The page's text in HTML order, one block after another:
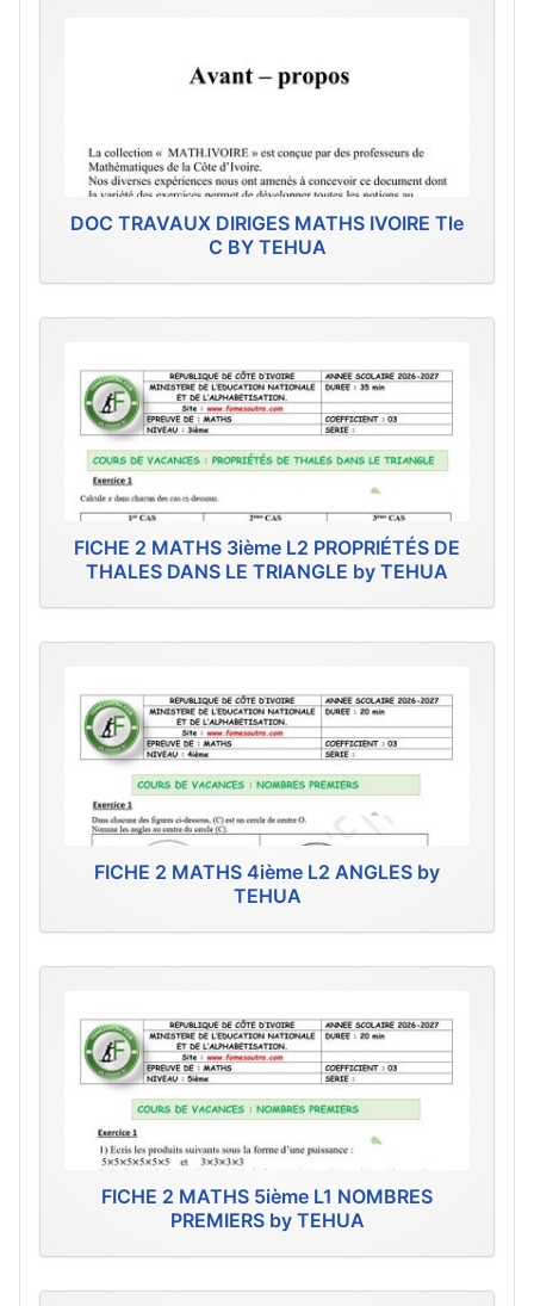
DOC TRAVAUX DIRIGES MATHS IVOIRE Tle
C BY TEHUA
FICHE 2 MATHS 3ième L2 PROPRIÉTÉS DE
THALES DANS LE TRIANGLE by TEHUA
FICHE 2 MATHS 4ième L2 ANGLES by
TEHUA
FICHE 2 MATHS 5ième L1 NOMBRES
PREMIERS by TEHUA